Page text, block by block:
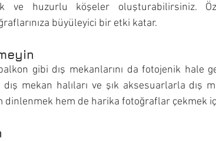
ve huzurlu köşeler oluşturabilirsiniz.
büyüleyici bir etki katar.
gibi dış mekanlarını da fotojenik hale
mekan halıları ve şık aksesuarlarla dış
dinlenmek hem de harika fotoğraflar çekmek